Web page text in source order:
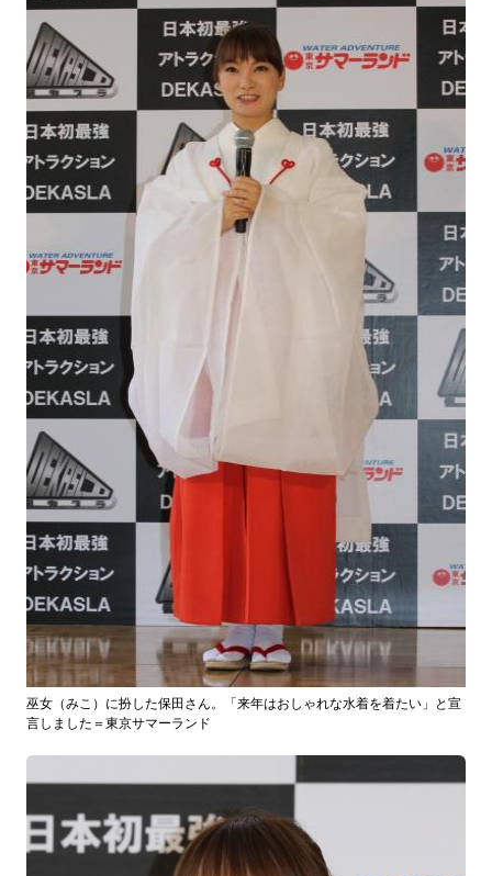
巫女（みこ）に扮した保田さん。「来年はおしゃれな水着を着たい」と宣
言しました＝東京サマーランド